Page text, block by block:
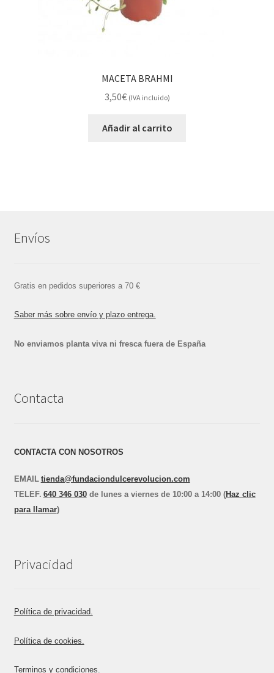
MACETA BRAHMI
3,50€ (IVA incluido)
Añadir al carrito
Envíos
Gratis en pedidos superiores a 70 €
Saber más sobre envío y plazo entrega.
No enviamos planta viva ni fresca fuera de España
Contacta
CONTACTA CON NOSOTROS
EMAIL tienda@fundaciondulcerevolucion.com
TELE F. 640 346 030de lunes a viernes de 10:00 a 14:00 (Haz clic
para llamar)
Privacidad
Política de privacidad.
Política de cookies.
Terminos y condiciones.